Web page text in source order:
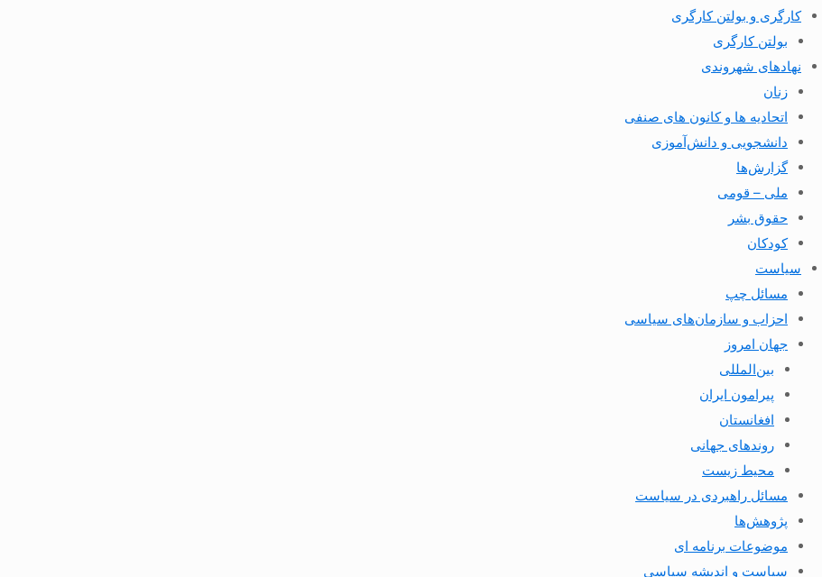
کارگری و بولتن کارگری
بولتن کارگری
نهادهای شهروندی
زنان
اتحادیه ها و کانون های صنفی
دانشجویی و دانش‌آموزی
گزارش‌ها
ملی – قومی
حقوق بشر
کودکان
سیاست
مسائل چپ
احزاب و سازمان‌های سیاسی
جهان امروز
بین‌المللی
پیرامون ایران
افغانستان
روندهای جهانی
محیط زیست
مسائل راهبردی در سیاست
پژوهش‌ها
موضوعات برنامه ای
سیاست و اندیشه سیاسی